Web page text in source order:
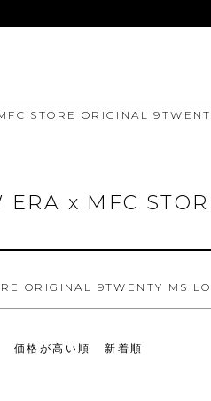
STORE ORIGINAL
ERA x MFC
ORIGINAL 9TWENTY MS
M 22.5cm 23.0cm
価格が高い順 新着順